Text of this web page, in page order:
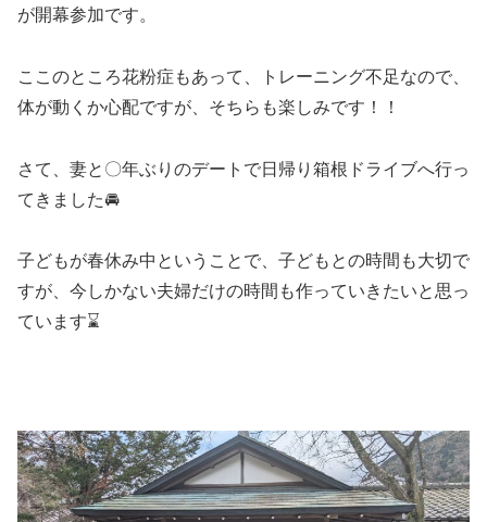
が開幕参加です。
ここのところ花粉症もあって、トレーニング不足なので、
体が動くか心配ですが、そちらも楽しみです！！
さて、妻と〇年ぶりのデートで日帰り箱根ドライブへ行っ
てきました🚘
子どもが春休み中ということで、子どもとの時間も大切で
すが、今しかない夫婦だけの時間も作っていきたいと思っ
ています⌛